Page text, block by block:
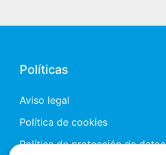
Políticas
Aviso legal
Política de cookies
Política de protección de datos